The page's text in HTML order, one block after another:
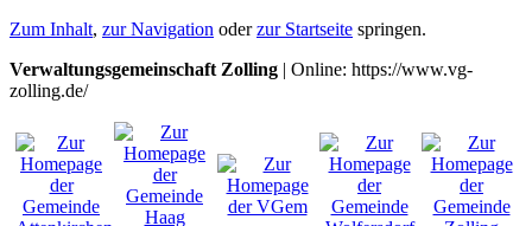
Zum Inhalt, zur Navigation oderzur Startseite springen.
Verwaltungsgemeinschaft Zolling | Online: https://www.vg-
zolling.de/